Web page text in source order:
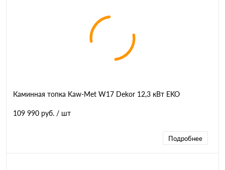
Каминная топка Kaw-Met W17 Dekor 12,3 кВт EKO
109 990 руб. / шт
Подробнее